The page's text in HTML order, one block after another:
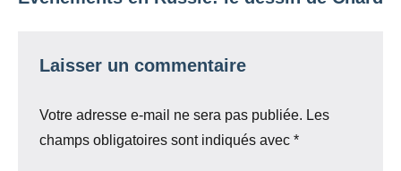
Laisser un commentaire
Votre adresse e-mail ne sera pas publiée. Les
champs obligatoires sont indiqués avec *